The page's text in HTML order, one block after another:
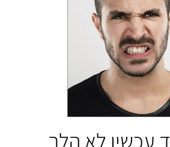
לחץ לצפייה
בהמלצה
Hedva Mettoudi
בגרות 3 יחידות
ציון 100
בהמלצה
לחץ לצפייה
בהמלצה
עכשיו לא הלך